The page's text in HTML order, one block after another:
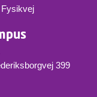
Fysikvej
399